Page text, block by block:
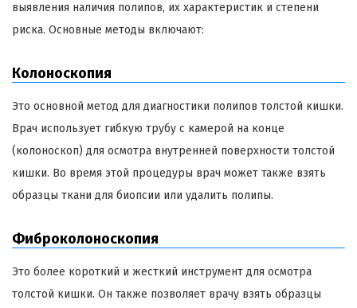
выявления наличия полипов, их характеристик и степени
риска. Основные методы включают:
Колоноскопия
Это основной метод для диагностики полипов толстой кишки.
Врач использует гибкую трубу с камерой на конце
(колоноскоп) для осмотра внутренней поверхности толстой
кишки. Во время этой процедуры врач может также взять
образцы ткани для биопсии или удалить полипы.
Фиброколоноскопия
Это более короткий и жесткий инструмент для осмотра
толстой кишки. Он также позволяет врачу взять образцы